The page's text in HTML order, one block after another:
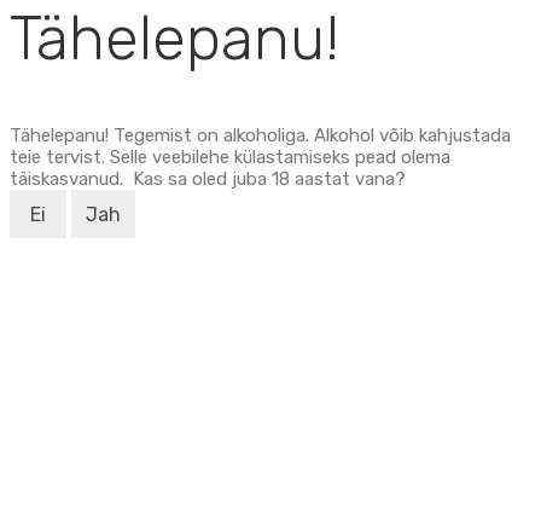
Tähelepanu!
Tähelepanu! Tegemist on alkoholiga. Alkohol võib kahjustada
teie tervist. Selle veebilehe külastamiseks pead olema
täiskasvanud. Kas sa oled juba 18 aastat vana?
Ei Jah